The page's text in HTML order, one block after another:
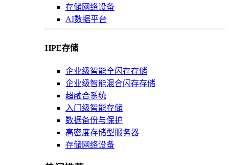
存储网络设备
AI数据平台
HPE存储
企业级智能全闪存存储
企业级智能混合闪存存储
超融合系统
入门级智能存储
数据备份与保护
高密度存储型服务器
存储网络设备